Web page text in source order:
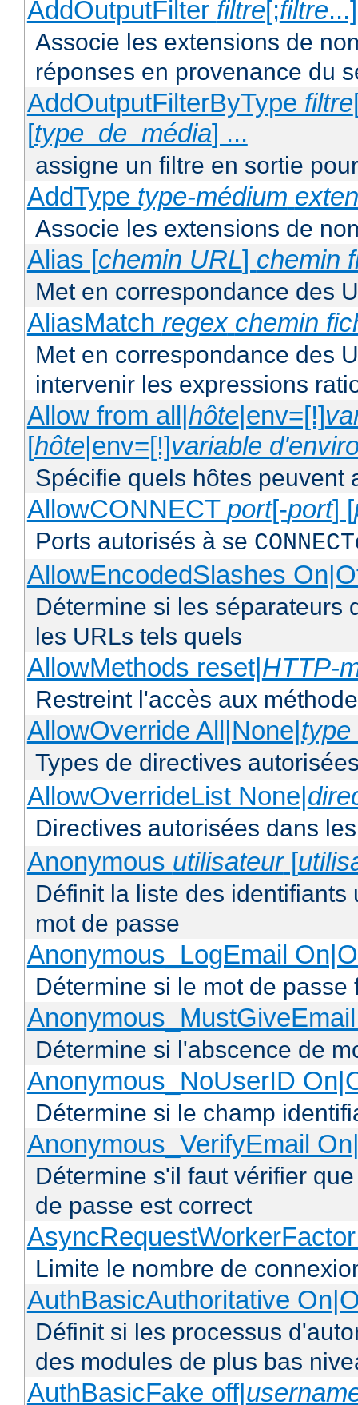
AddOutputFilter filtre[;filtre
Associe les extensions de
réponses en provenance du
AddOutputFilterByType filtre
[type_de_média] ...
assigne un filtre en sortie
AddType type-médium
Associe les extensions de
Alias [chemin URL] chemin
Met en correspondance des
AliasMatch regex chemin
Met en correspondance des
intervenir les expressions
Allow from all|hôte|env=[!]
[hôte|env=[!]variable
Spécifie quels hôtes peuvent
AllowCONNECT port[-port] [
Ports autorisés à se CONNECT
AllowEncodedSlashes
Détermine si les séparateurs
les URLs tels quels
AllowMethods reset|HTTP-
Restreint l'accès aux
AllowOverride All|None|type
Types de directives
AllowOverrideList None|
Directives autorisées dans
Anonymous utilisateur[
Définit la liste des
mot de passe
Anonymous_LogEmail
Détermine si le mot de
Détermine si l'abscence de
Anonymous_NoUserID
Détermine si le champ
Anonymous_VerifyEmail
Détermine s'il faut vérifier
de passe est correct
Limite le nombre de
AuthBasicAuthoritative
Définit si les processus
des modules de plus bas
AuthBasicFake off|